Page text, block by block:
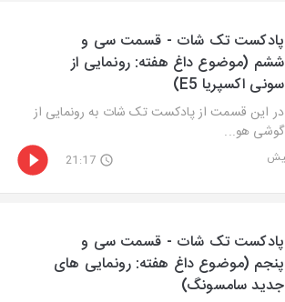
پادکست تک شات - قسمت سی و
ششم (موضوع داغ هفته: رونمایی از
سونی اکسپریا E5)
در این قسمت از پادکست تک شات به رونمایی از
گوشی هو...
21:17
پادکست تک شات - قسمت سی و
پنجم (موضوع داغ هفته: رونمایی های
جدید سامسونگ)